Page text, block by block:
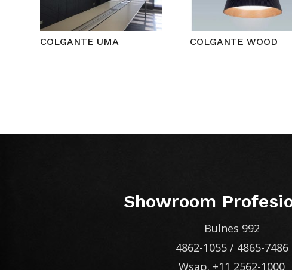
COLGANTE UMA COLGANTE WOOD
Showroom
Bulnes 992
4862-1055/ 4865-7486
Wsap. +11 2562-1000